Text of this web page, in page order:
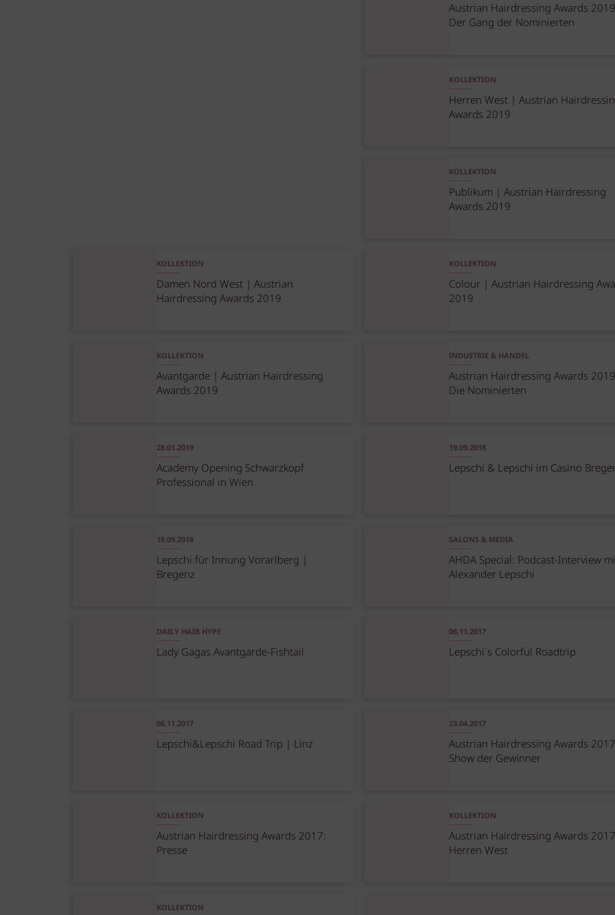
Austrian Hairdressing Awards
Der Gang der Nominierten
KOLLEKTION
Herren West | Austrian
Awards 2019
KOLLEKTION
Publikum | Austrian Hairdressing
Awards 2019
KOLLEKTION
Damen Nord West | Austrian
Hairdressing Awards 2019
KOLLEKTION
Colour | Austrian Hairdressing
2019
KOLLEKTION
Avantgarde | Austrian Hairdressing
Awards 2019
INDUSTRIE & HANDEL
Austrian Hairdressing Awards
Die Nominierten
28.01.2019
Academy Opening Schwarzkopf
Professional in Wien
19.09.2018
Lepschi & Lepschi im Casino
19.09.2018
Lepschi für Innung Vorarlberg |
Bregenz
SALONS & MEDIA
AHDA Special: Podcast-Interview
Alexander Lepschi
DAILY HAIR HYPE
Lady Gagas Avantgarde-Fishtail
06.11.2017
Lepschi´s Colorful Roadtrip
06.11.2017
Lepschi&Lepschi Road Trip | Linz
23.04.2017
Austrian Hairdressing Awards 2017
Show der Gewinner
KOLLEKTION
Austrian Hairdressing Awards 2017:
Presse
KOLLEKTION
Austrian Hairdressing Awards
Herren West
KOLLEKTION